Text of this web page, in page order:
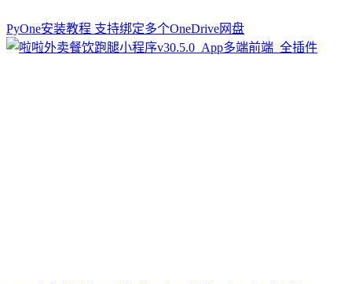
PyOne安装教程 支持绑定多个OneDrive网盘